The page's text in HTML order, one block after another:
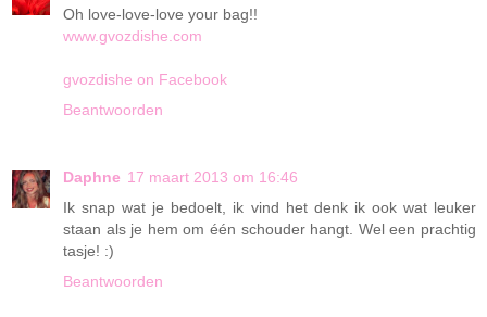
Oh love-love-love your bag!!
www.gvozdishe.com
gvozdishe on Facebook
Beantwoorden
Daphne 17 maart 2013 om 16:46
Ik snap wat je bedoelt, ik vind het denk ik ook wat leuker
staan als je hem om één schouder hangt. Wel een prachtig
tasje! :)
Beantwoorden